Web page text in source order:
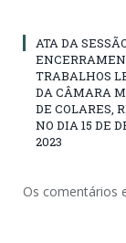
ATA DA
TRABALHOS
DA CÂMARA
DE COLARES,
NO DIA 15 DE
2023
Os comentários